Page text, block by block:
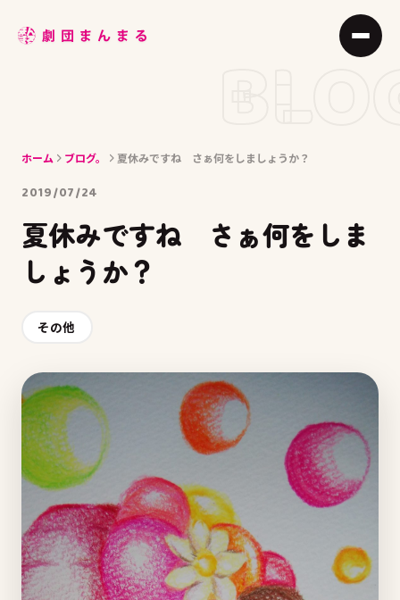
ABOUT
BLOG
ACCESS
ホーム ブログ。 夏休みですね さぁ何をしましょうか？
2019/07/24
夏休みですね さぁ何をしま
しょうか？
その他